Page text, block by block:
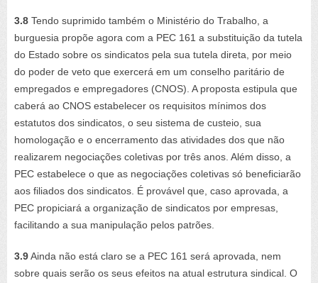
3.8 Tendo suprimido também o Ministério do Trabalho, a
burguesia propõe agora com a PEC 161 a substituição da tutela
do Estado sobre os sindicatos pela sua tutela direta, por meio
do poder de veto que exercerá em um conselho paritário de
empregados e empregadores (CNOS). A proposta estipula que
caberá ao CNOS estabelecer os requisitos mínimos dos
estatutos dos sindicatos, o seu sistema de custeio, sua
homologação e o encerramento das atividades dos que não
realizarem negociações coletivas por três anos. Além disso, a
PEC estabelece o que as negociações coletivas só beneficiarão
aos filiados dos sindicatos. É provável que, caso aprovada, a
PEC propiciará a organização de sindicatos por empresas,
facilitando a sua manipulação pelos patrões.
3.9Ainda não está claro se a PEC 161 será aprovada, nem
sobre quais serão os seus efeitos na atual estrutura sindical. O